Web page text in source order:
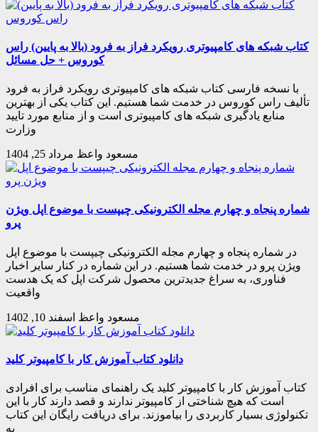
کتاب شبکه های کامپیوتری رویکرد فراز به فرود (بالا به پایین) راس
کوروس + حل مسائل
با نسخه فارسی کتاب شبکه های کامپیوتری رویکرد فراز به فرود
تألیف راس کوروس در خدمت شما هستیم. این کتاب یکی از بهترین
منابع یادگیری شبکه های کامپیوتری است و از منابع مورد تایید
وزارت
مسعود واعظ مرداد 25, 1404
شماره پنجاه و چهارم مجله الکترونیکی چیپست با موضوع اپل ویژن
پرو
در شماره پنجاه و چهارم مجله الکترونیکی چیپست با موضوع اپل
ویژن پرو در خدمت شما هستیم. در این شماره در کنار سایر اخبار
فناوری، به سراغ جدیدترین محصول شرکت اپل که یک هدست
واقعیت
مسعود واعظ اسفند 10, 1402
دانلود کتاب آموزش کار با کامپیوتر کلید
کتاب آموزش کار با کامپیوتر کلید یک راهنمای مناسب برای افرادی
است که هیچ شناختی از کامپیوتر ندارند و قصد دارند کار با این
تکنولوژی بسیار کاربردی را بیاموزند. برای دریافت رایگان این کتاب
به